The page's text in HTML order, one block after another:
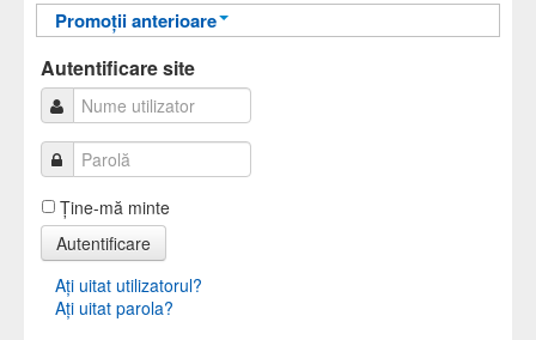
Promoții anterioare
Promoții anterioare
Autentificare site
Ţine-mă minte
Autentificare
Aţi uitat utilizatorul?
Aţi uitat parola?